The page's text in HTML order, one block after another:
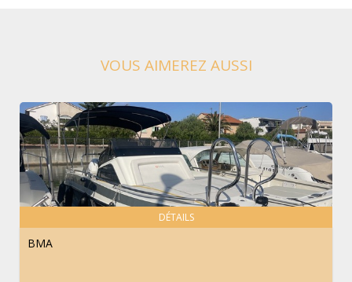
VOUS AIMEREZ AUSSI
DÉTAILS
BMA